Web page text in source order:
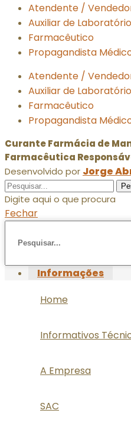
Atendente /
Auxiliar de Laboratório
Farmacêutico
Propagandista
Atendente /
Auxiliar de Laboratório
Farmacêutico
Propagandista
Curante Farmácia de
Farmacêutica
Desenvolvido por Jorge
Digite aqui o que procura
Fechar
Informações
Home
Informativos
A Empresa
SAC